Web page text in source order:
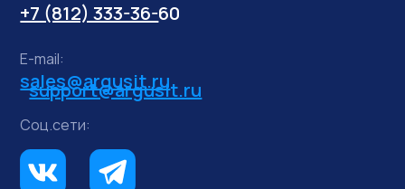
+7 (812) 333-36-60
E-mail:
Соц.сети:
support@argusit.ru
sales@argusit.ru